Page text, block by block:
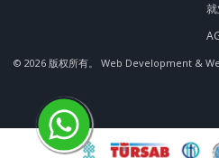
© 2026 版权所有。 Web Development &